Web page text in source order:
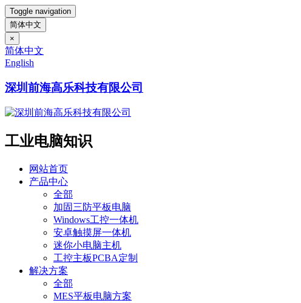
Toggle navigation
简体中文
×
简体中文
English
深圳前海高乐科技有限公司
工业电脑知识
网站首页
产品中心
全部
加固三防平板电脑
Windows工控一体机
安卓触摸屏一体机
迷你小电脑主机
工控主板PCBA定制
解决方案
全部
MES平板电脑方案